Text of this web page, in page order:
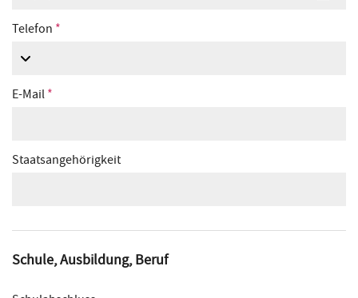
Telefon *
E-Mail *
Staatsangehörigkeit
Schule, Ausbildung, Beruf